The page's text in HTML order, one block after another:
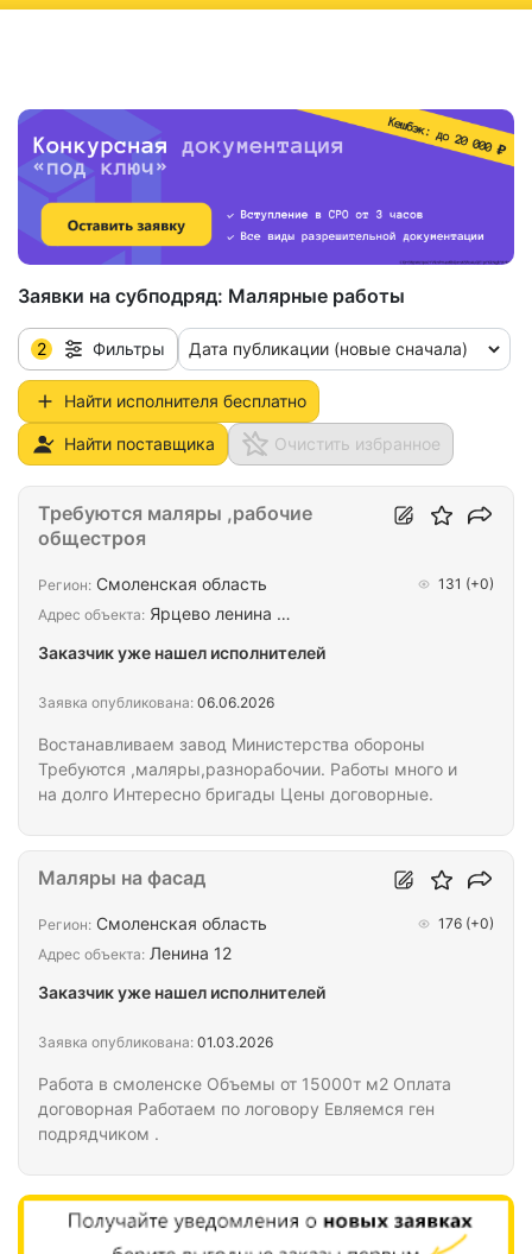
Заявки на субподряд: Малярные работы
2 Фильтры Дата публикации (новые сначала)
Найти исполнителя бесплатно
Найти поставщика Очистить избранное
Востанавливаем завод Министерства обороны
Требуются ,маляры,разнорабочии. Работы много и
на долго Интересно бригады Цены договорные.
Требуются маляры ,рабочие
общестроя
Регион: Смоленская область 131 (+0)
Адрес объекта: Ярцево ленина …
Заказчик уже нашел исполнителей
Заявка опубликована: 06.06.2026
Работа в смоленске Объемы от 15000т м2 Оплата
договорная Работаем по логовору Евляемся ген
подрядчиком .
Маляры на фасад
Регион: Смоленская область 176 (+0)
Адрес объекта: Ленина 12
Заказчик уже нашел исполнителей
Заявка опубликована: 01.03.2026